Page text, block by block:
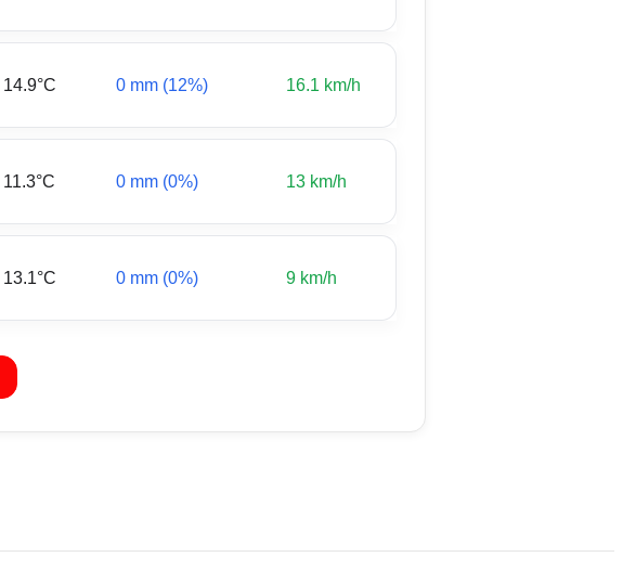
14.9°C 0 mm (12%) 16.1 km/h
11.3°C 0 mm (0%) 13 km/h
13.1°C 0 mm (0%) 9 km/h